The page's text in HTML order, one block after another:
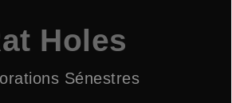
Holes
Sénestres